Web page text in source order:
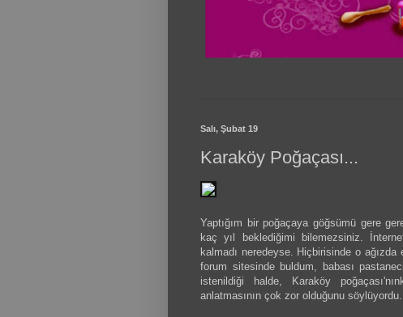
Salı, Şubat 19
Karaköy Poğaçası...
Yaptığım bir poğaçaya göğsümü gere
kaç yıl beklediğimi bilemezsiniz.
kalmadı neredeyse. Hiçbirisinde o
forum sitesinde buldum, babası
istenildiği halde, Karaköy
anlatmasının çok zor olduğunu söylüyordu.